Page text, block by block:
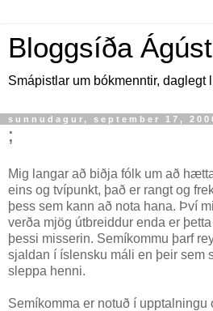
Bloggsíða
Smápistlar um bókmenntir, daglegt
sunnudagur, september 17,
;
Mig langar að biðja fólk um að
eins og tvípunkt, það er rangt og
þess sem kann að nota hana. Því
verða mjög útbreiddur enda er
þessi misserin. Semíkommu þarf
sjaldan í íslensku máli en þeir sem
sleppa henni.
Semíkomma er notuð í